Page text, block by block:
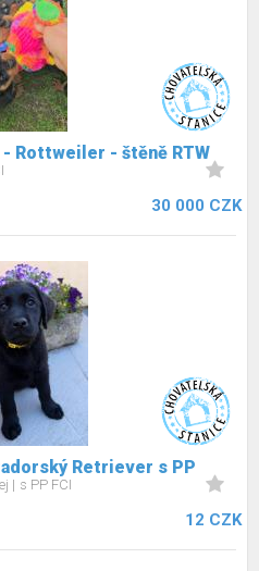
Rottweiler - štěně RTW
30 000 CZK
Retriever s PP
s PP FCI
12 CZK